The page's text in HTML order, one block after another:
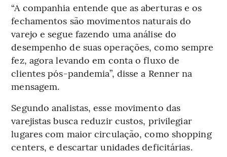
“A companhia entende que as aberturas e os
fechamentos são movimentos naturais do
varejo e segue fazendo uma análise do
desempenho de suas operações, como sempre
fez, agora levando em conta o fluxo de
clientes pós-pandemia”, disse a Renner na
mensagem.
Segundo analistas, esse movimento das
varejistas busca reduzir custos, privilegiar
lugares com maior circulação, como shopping
centers, e descartar unidades deficitárias.